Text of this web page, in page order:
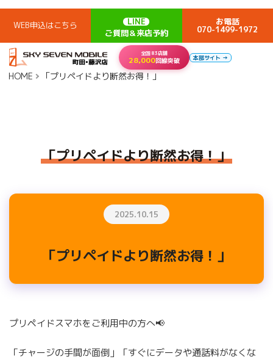
WEB申込はこちら
LINE
ご質問＆来店予約
お電話
070-1499-1972
全国83店舗
28,000回線突破 本部サイト →
HOME 「プリペイドより断然お得！」
「プリペイドより断然お得！」
2025.10.15
「プリペイドより断然お得！」
プリペイドスマホをご利用中の方へ📢
「チャージの手間が面倒」「すぐにデータや通話料がなくな